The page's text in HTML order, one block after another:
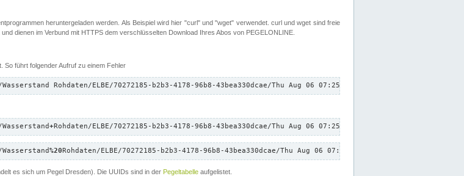
heruntergeladen werden. Als Beispiel wird hier "curl" und "wget" verwendet. curl und wget sind freie
dienen im Verbund mit HTTPS dem verschlüsselten Download Ihres Abos von PEGELONLINE.
So führt folgender Aufruf zu einem Fehler
Rohdaten/ELBE/70272185-b2b3-4178-96b8-43bea330dcae/Thu Aug 06 07:25:30 CEST 2026/down.txt"
+Rohdaten/ELBE/70272185-b2b3-4178-96b8-43bea330dcae/Thu Aug 06 07:25:30 CEST 2026/down.txt"
%20Rohdaten/ELBE/70272185-b2b3-4178-96b8-43bea330dcae/Thu Aug 06 07:25:30 CEST 2026/down.txt"
es sich um Pegel Dresden). Die UUIDs sind in der Pegeltabelle aufgelistet.